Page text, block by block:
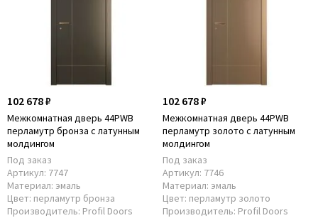
102 678 ₽
Межкомнатная дверь 44PWB
перламутр бронза с латунным
молдингом
Под заказ
Артикул: 7747
Материал: эмаль
Цвет: перламутр бронза
Производитель: Profil Doors
102 678 ₽
Межкомнатная дверь 44PWB
перламутр золото с латунным
молдингом
Под заказ
Артикул: 7746
Материал: эмаль
Цвет: перламутр золото
Производитель: Profil Doors